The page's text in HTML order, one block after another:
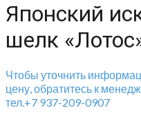
Японский
шелк
Чтобы уточнить
цену, обратитесь к
тел.+7 937-209-0907